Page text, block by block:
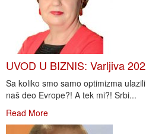
UVOD U BIZNIS: Varljiva
Sa koliko smo samo optimizma
naš deo Evrope?! A tek mi?! Srbi...
Read More